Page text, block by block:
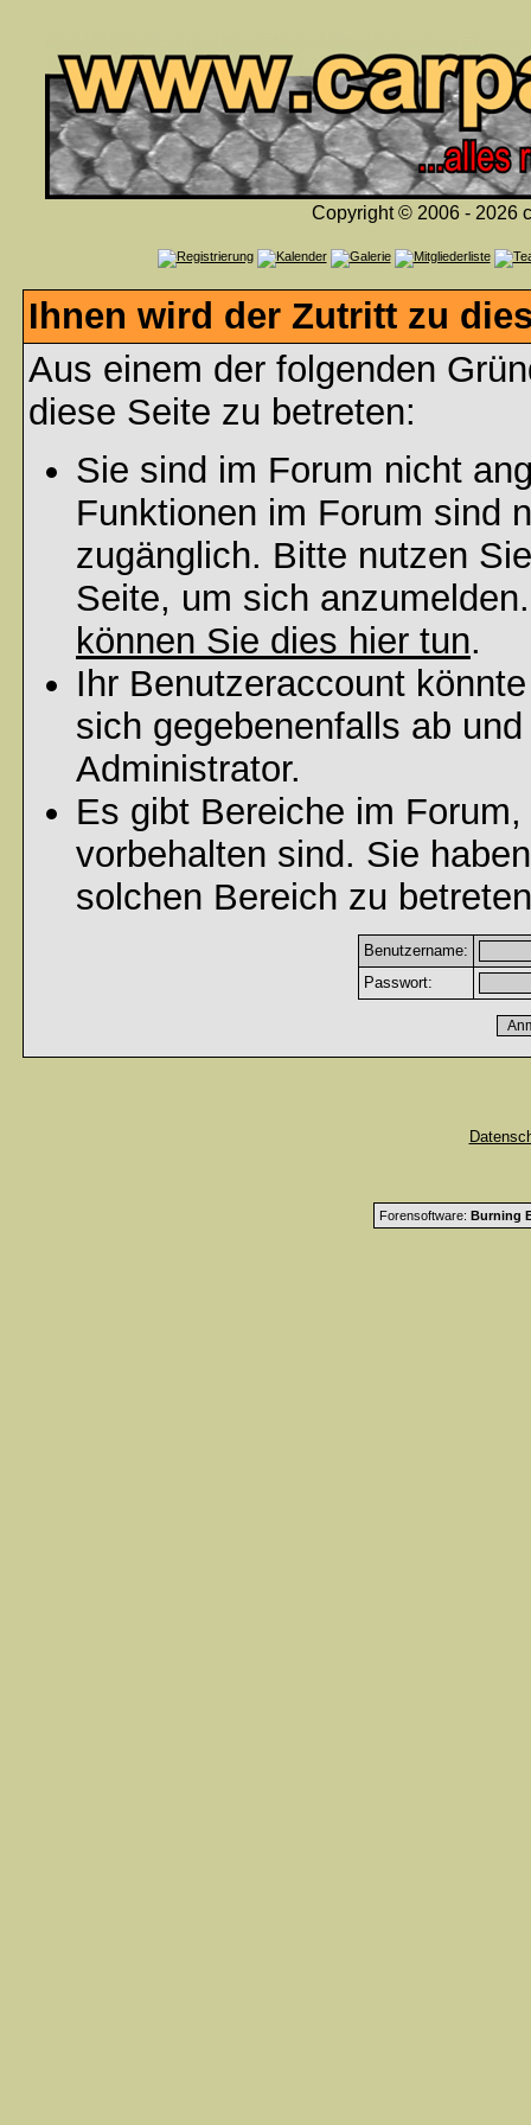
Copyright © 2006 - 2026
Ihnen wird der Zutritt zu
Aus einem der folgenden
diese Seite zu betreten:
Sie sind im Forum nicht
Funktionen im Forum sind
zugänglich. Bitte nutzen
Seite, um sich
können Sie dies hier tun.
Ihr Benutzeraccount
sich gegebenenfalls ab
Administrator.
Es gibt Bereiche im
vorbehalten sind. Sie
solchen Bereich zu
Benutzername:
Passwort:
Forensoftware: Burning